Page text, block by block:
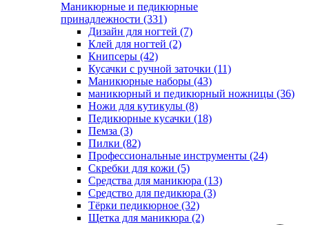
Маникюрные и педикюрные
принадлежности (331)
Дизайн для ногтей (7)
Клей для ногтей (2)
Книпсеры (42)
Кусачки с ручной заточки (11)
Маникюрные наборы (43)
маникюрный и педикюрный ножницы (36)
Ножи для кутикулы (8)
Педикюрные кусачки (18)
Пемза (3)
Пилки (82)
Профессиональные инструменты (24)
Скребки для кожи (5)
Средства для маникюра (13)
Средство для педикюра (3)
Тёрки педикюрное (32)
Щетка для маникюра (2)